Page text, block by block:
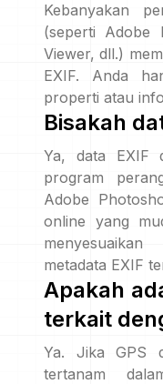
Kebanyakan
(seperti Adobe
Viewer, dll.)
EXIF. Anda
properti atau
Bisakah
Ya, data EXIF
program
Adobe
online yang
metadata EXIF
Apakah
terkait
Ya. Jika GPS
tertanam